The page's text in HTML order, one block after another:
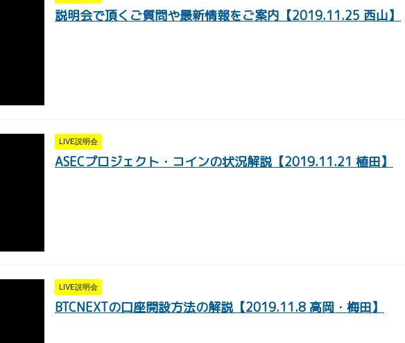
説明会で頂くご質問や最新情報をご案内【2019.11.25 西山】
LIVE説明会
ASECプロジェクト・コインの状況解説【2019.11.21 植田】
LIVE説明会
BTCNEXTの口座開設方法の解説【2019.11.8 高岡・梅田】